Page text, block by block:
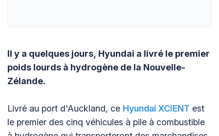
Il y a quelques jours, Hyundai a livré le premier
poids lourds à hydrogène de la Nouvelle-
Zélande.
Livré au port d'Auckland, ce Hyundai XCIENT est
le premier des cinq véhicules à pile à combustible